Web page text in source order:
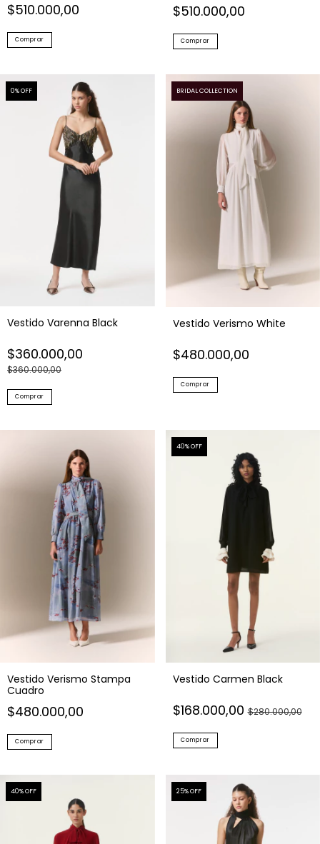
$510.000,00
Comprar
$510.000,00
Comprar
0% OFF
Vestido Varenna Black
$360.000,00
$360.000,00
Comprar
BRIDAL COLLECTION
Vestido Verismo White
$480.000,00
Comprar
Vestido Verismo Stampa
Cuadro
$480.000,00
Comprar
40% OFF
Vestido Carmen Black
$168.000,00$280.000,00
Comprar
40% OFF 25% OFF